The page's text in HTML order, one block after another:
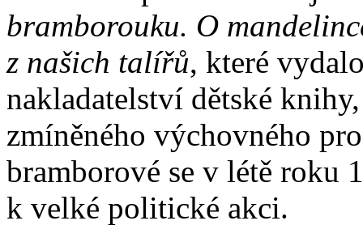
bramborouku. O
z našich talířů, které
nakladatelství dětské
zmíněného výchovného
bramborové se v létě roku
k velké politické akci.